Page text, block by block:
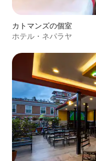
カトマンズの個室
ホテル・ネパラヤ